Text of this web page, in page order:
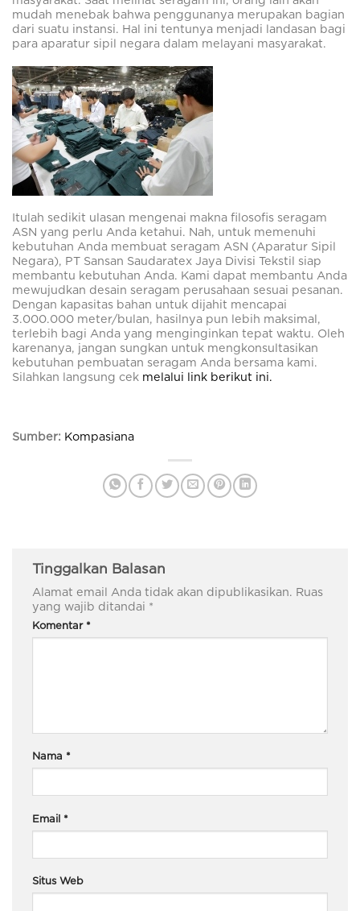
mudah menebak bahwa penggunanya merupakan bagian
dari suatu instansi. Hal ini tentunya menjadi landasan bagi
para aparatur sipil negara dalam melayani masyarakat.
Itulah sedikit ulasan mengenai makna filosofis seragam
ASN yang perlu Anda ketahui. Nah, untuk memenuhi
kebutuhan Anda membuat seragam ASN (Aparatur Sipil
Negara), PT Sansan Saudaratex Jaya Divisi Tekstil siap
membantu kebutuhan Anda. Kami dapat membantu Anda
mewujudkan desain seragam perusahaan sesuai pesanan.
Dengan kapasitas bahan untuk dijahit mencapai
3.000.000 meter/bulan, hasilnya pun lebih maksimal,
terlebih bagi Anda yang menginginkan tepat waktu. Oleh
karenanya, jangan sungkan untuk mengkonsultasikan
kebutuhan pembuatan seragam Anda bersama kami.
Silahkan langsung cek melalui link berikut ini.
Sumber: Kompasiana
Tinggalkan Balasan
Alamat email Anda tidak akan dipublikasikan. Ruas
yang wajib ditandai *
Komentar *
Nama *
Email *
Situs Web